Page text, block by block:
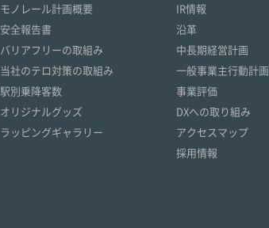
モノレール計画概要
安全報告書
バリアフリーの取組み
当社のテロ対策の取組み
駅別乗降客数
オリジナルグッズ
ラッピングギャラリー
IR情報
沿革
中長期経営計画
一般事業主行動計画
事業評価
DXへの取り組み
アクセスマップ
採用情報